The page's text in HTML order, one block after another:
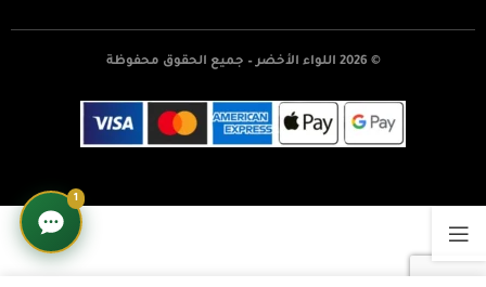
© 2026 اللواء الأخضر – جميع الحقوق محفوظة
1